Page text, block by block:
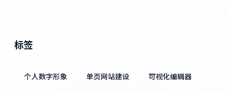
标签
个人数字形象 单页网站建设
可视化编辑器